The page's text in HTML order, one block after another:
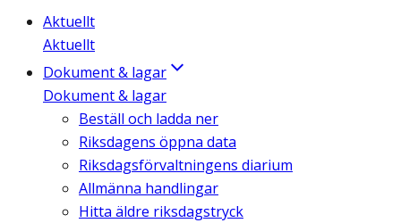
Aktuellt
Aktuellt
Dokument & lagar
Dokument & lagar
Beställ och ladda ner
Riksdagens öppna data
Riksdagsförvaltningens diarium
Allmänna handlingar
Hitta äldre riksdagstryck